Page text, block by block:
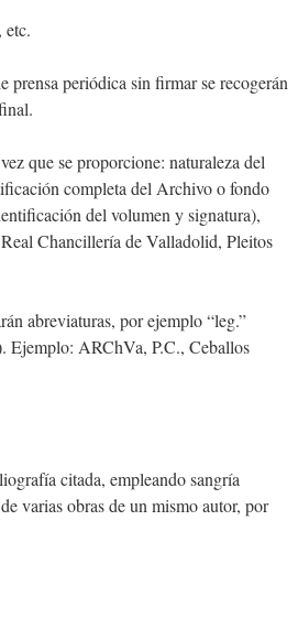
, etc.
prensa periódica sin firmar se recogerán
que se proporcione: naturaleza del
completa del Archivo o fondo
del volumen y signatura),
Chancillería de Valladolid, Pleitos
abreviaturas, por ejemplo “leg.”
Ejemplo: ARChVa, P.C., Ceballos
citada, empleando sangría
varias obras de un mismo autor, por